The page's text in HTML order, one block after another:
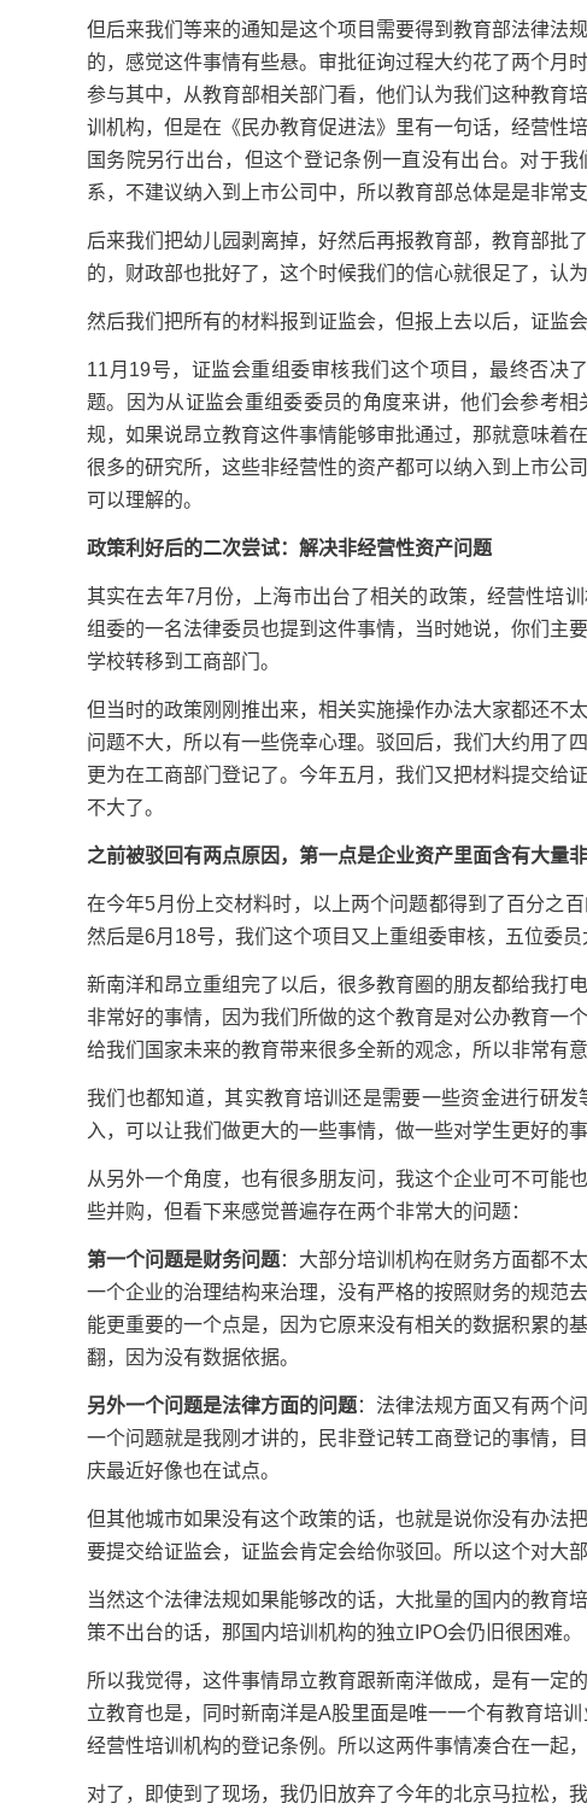
但后来我们等来的通知是这个项目需要得到教育部法律法
的，感觉这件事情有些悬。审批征询过程大约花了两个月
参与其中，从教育部相关部门看，他们认为我们这种教育
训机构，但是在《民办教育促进法》里有一句话，经营性
国务院另行出台，但这个登记条例一直没有出台。对于
系，不建议纳入到上市公司中，所以教育部总体是是非常支
后来我们把幼儿园剥离掉，好然后再报教育部，教育部批
的，财政部也批好了，这个时候我们的信心就很足了，认
然后我们把所有的材料报到证监会，但报上去以后，证监
11月19号，证监会重组委审核我们这个项目，最终否决
题。因为从证监会重组委委员的角度来讲，他们会参考
规，如果说昂立教育这件事情能够审批通过，那就意味着
很多的研究所，这些非经营性的资产都可以纳入到上市公
可以理解的。
政策利好后的二次尝试：解决非经营性资产问题
其实在去年7月份，上海市出台了相关的政策，经营性培
组委的一名法律委员也提到这件事情，当时她说，你们主
学校转移到工商部门。
但当时的政策刚刚推出来，相关实施操作办法大家都还不
问题不大，所以有一些侥幸心理。驳回后，我们大约用了
更为在工商部门登记了。今年五月，我们又把材料提交给
不大了。
之前被驳回有两点原因，第一点是企业资产里面含有大量
在今年5月份上交材料时，以上两个问题都得到了百分之
然后是6月18号，我们这个项目又上重组委审核，五位委员
新南洋和昂立重组完了以后，很多教育圈的朋友都给我打
非常好的事情，因为我们所做的这个教育是对公办教育一
给我们国家未来的教育带来很多全新的观念，所以非常有意
我们也都知道，其实教育培训还是需要一些资金进行研
入，可以让我们做更大的一些事情，做一些对学生更好的
从另外一个角度，也有很多朋友问，我这个企业可不可能
些并购，但看下来感觉普遍存在两个非常大的问题：
第一个问题是财务问题：大部分培训机构在财务方面都不
一个企业的治理结构来治理，没有严格的按照财务的规范
能更重要的一个点是，因为它原来没有相关的数据积累的
翻，因为没有数据依据。
另外一个问题是法律方面的问题：法律法规方面又有两个
一个问题就是我刚才讲的，民非登记转工商登记的事情，
庆最近好像也在试点。
但其他城市如果没有这个政策的话，也就是说你没有办法
要提交给证监会，证监会肯定会给你驳回。所以这个对大
当然这个法律法规如果能够改的话，大批量的国内的教育
策不出台的话，那国内培训机构的独立IPO会仍旧很困难。
所以我觉得，这件事情昂立教育跟新南洋做成，是有一定
立教育也是，同时新南洋是A股里面是唯一一个有教育培
经营性培训机构的登记条例。所以这两件事情凑合在一起
对了，即使到了现场，我仍旧放弃了今年的北京马拉松，